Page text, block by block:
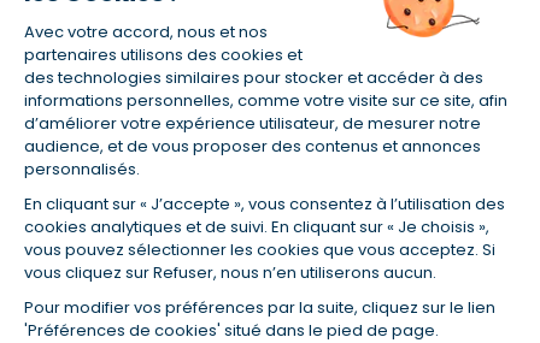
Avec votre accord, nous et nos
partenaires utilisons des cookies et
des technologies similaires pour stocker et accéder à des
informations personnelles, comme votre visite sur ce site, afin
d’améliorer votre expérience utilisateur, de mesurer notre
audience, et de vous proposer des contenus et annonces
personnalisés.
En cliquant sur « J’accepte », vous consentez à l’utilisation des
cookies analytiques et de suivi. En cliquant sur « Je choisis »,
vous pouvez sélectionner les cookies que vous acceptez. Si
vous cliquez sur Refuser, nous n’en utiliserons aucun.
Pour modifier vos préférences par la suite, cliquez sur le lien
'Préférences de cookies' situé dans le pied de page.
paiement (MIOBSP) et Courtier d'assurance ou de réassurance (COA)
sous le numéro 13008925 (site : www.orias.fr)
Agence franchisée du réseau Empruntis, juridiquement et
financièrement indépendante. Consultez la liste de nos partenaires sur
www.empruntis.com
Société soumise au contrôle de l'Autorité de Contrôle Prudentiel et de
Résolution (ACPR - site : http://acpr.banque-france.fr), 4 Place de
Budapest - CS 92459 - 75436 Paris Cedex 09. L'emprunteur dispose d'un
délai de réflexion de dix (10) jours à compter de la réception de l'offre
de financement. Si la vente immobilière est annulée en raison de la
non-obtention du prêt immobilier, le vendeur doit rembourser les
sommes versées.
*Taux fixe départemental hors assurance et selon dossier. Exemple